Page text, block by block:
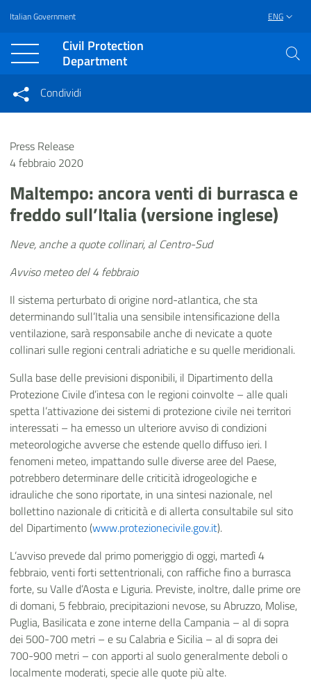
Vai al contenuto principale
Raggiungi il piè di pagina
Italian Government ENG
Civil Protection
Department
Condividi su Facebook
Condividi
Condividi sui social network
Press Release
4 febbraio 2020
Maltempo: ancora venti di burrasca e
freddo sull’Italia (versione inglese)
Neve, anche a quote collinari, al Centro-Sud
Avviso meteo del 4 febbraio
Il sistema perturbato di origine nord-atlantica, che sta
determinando sull’Italia una sensibile intensificazione della
ventilazione, sarà responsabile anche di nevicate a quote
collinari sulle regioni centrali adriatiche e su quelle meridionali.
Sulla base delle previsioni disponibili, il Dipartimento della
Protezione Civile d’intesa con le regioni coinvolte – alle quali
spetta l’attivazione dei sistemi di protezione civile nei territori
interessati – ha emesso un ulteriore avviso di condizioni
meteorologiche avverse che estende quello diffuso ieri. I
fenomeni meteo, impattando sulle diverse aree del Paese,
potrebbero determinare delle criticità idrogeologiche e
idrauliche che sono riportate, in una sintesi nazionale, nel
bollettino nazionale di criticità e di allerta consultabile sul sito
del Dipartimento (www.protezionecivile.gov.it).
L’avviso prevede dal primo pomeriggio di oggi, martedì 4
febbraio, venti forti settentrionali, con raffiche fino a burrasca
forte, su Valle d’Aosta e Liguria. Previste, inoltre, dalle prime ore
di domani, 5 febbraio, precipitazioni nevose, su Abruzzo, Molise,
Puglia, Basilicata e zone interne della Campania – al di sopra
dei 500-700 metri – e su Calabria e Sicilia – al di sopra dei
700-900 metri – con apporti al suolo generalmente deboli o
localmente moderati, specie alle quote più alte.